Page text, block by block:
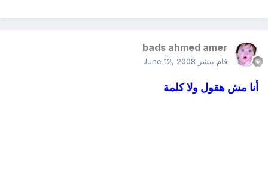
bads ahmed amer
قام بنشر June 12, 2008
أنا مش هقول ولا كلمة